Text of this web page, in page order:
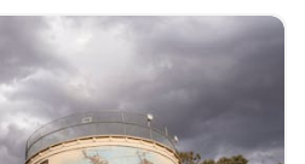
ジョン…